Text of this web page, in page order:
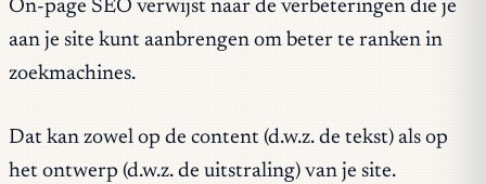
On-page SEO verwijst naar de verbeteringen die je
aan je site kunt aanbrengen om beter te ranken in
zoekmachines.
Dat kan zowel op de content (d.w.z. de tekst) als op
het ontwerp (d.w.z. de uitstraling) van je site.